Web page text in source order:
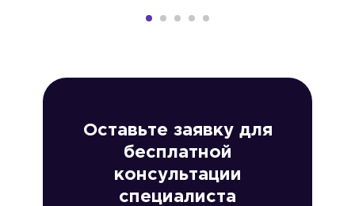
Оставьте заявку для
бесплатной
консультации
специалиста